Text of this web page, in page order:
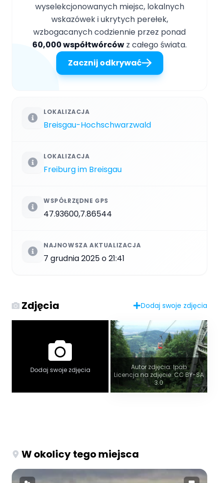
wyselekcjonowanych miejsc, lokalnych
wskazówek i ukrytych perełek,
wzbogacanych codziennie przez ponad
60,000 współtwórców z całego świata.
Zacznij odkrywać
LOKALIZACJA
Breisgau-Hochschwarzwald
LOKALIZACJA
Freiburg im Breisgau
WSPÓŁRZĘDNE GPS
47.93600,7.86544
NAJNOWSZA AKTUALIZACJA
7 grudnia 2025 o 21:41
Zdjęcia Dodaj swoje zdjęcia
Dodaj swoje zdjęcia
Autor zdjęcia: Ipab
Licencja na zdjęcie: CC BY-SA
3.0
W okolicy tego miejsca